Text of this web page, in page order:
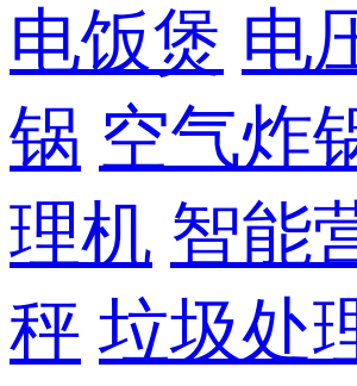
电饭煲 电
锅 空气炸
理机 智能
秤 垃圾处